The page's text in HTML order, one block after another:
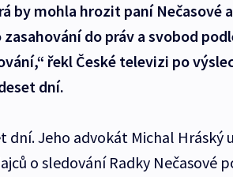
by mohla hrozit paní Nečasové
do práv a svobod
řekl České televizi po
dní.
Jeho advokát Michal Hráský
o sledování Radky Nečasové